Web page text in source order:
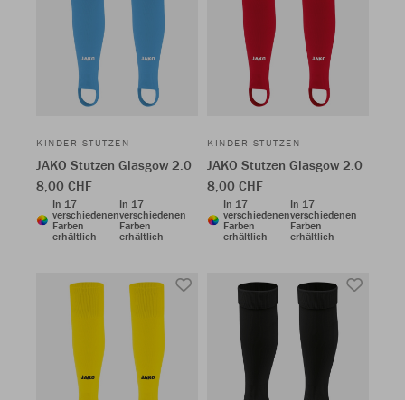
KINDER STUTZEN
JAKO Stutzen Glasgow 2.0
8,00 CHF
In 17
verschiedenen
Farben
erhältlich
In 17
verschiedenen
Farben
erhältlich
KINDER STUTZEN
JAKO Stutzen Glasgow 2.0
8,00 CHF
In 17
verschiedenen
Farben
erhältlich
In 17
verschiedenen
Farben
erhältlich